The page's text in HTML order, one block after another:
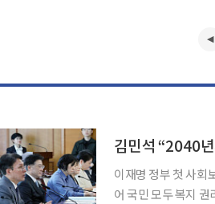
김민석 “2040
이재명 정부 첫 사회
어 국민 모두 복지 권리 보장…찾